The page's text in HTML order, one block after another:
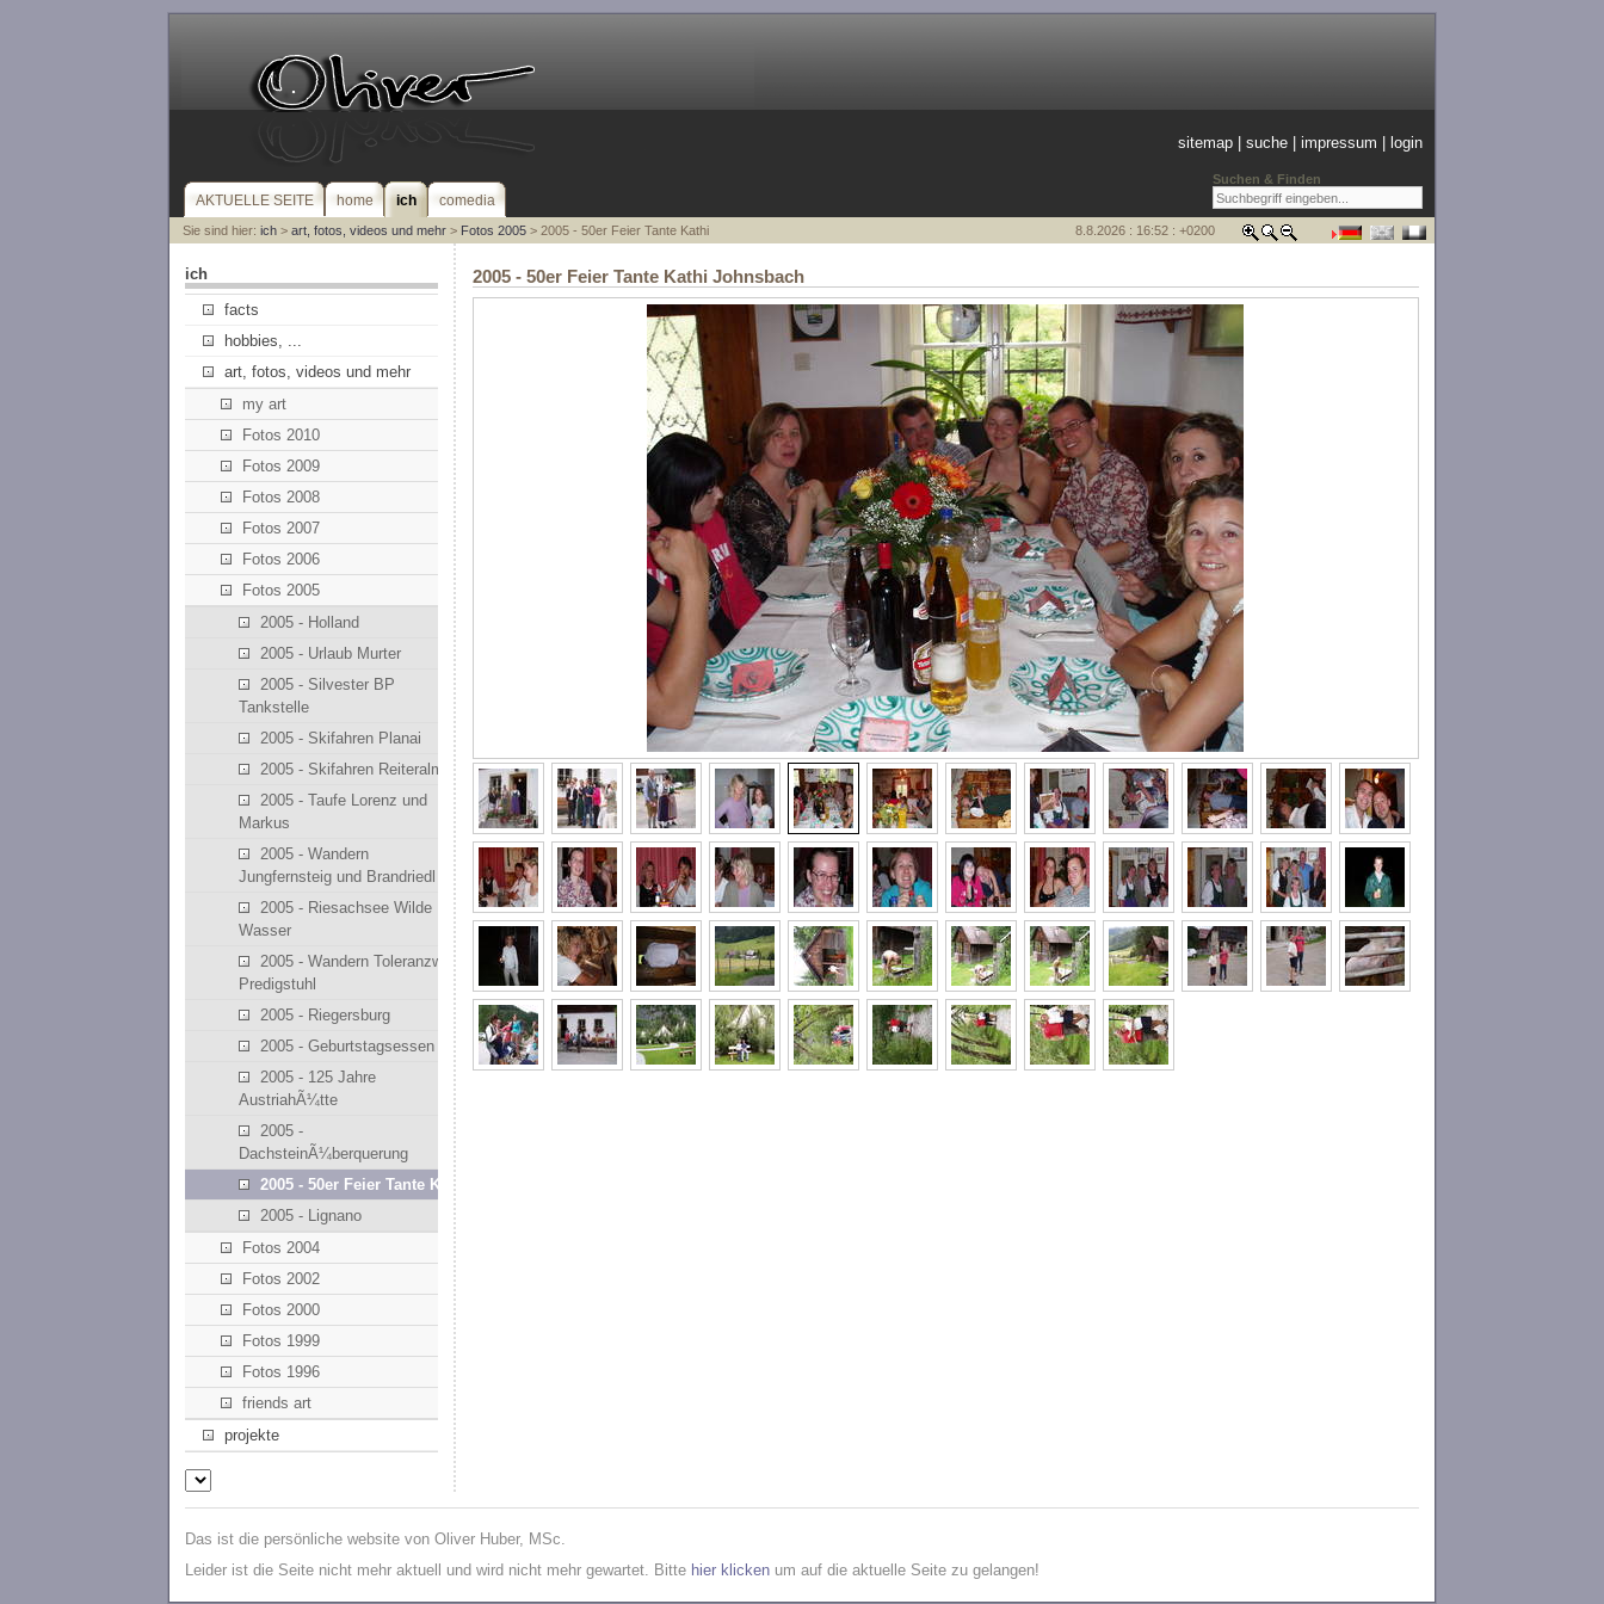
Suchen & Finden
sitemap |suche |impressum login
AKTUELLE SEITE home ich comedia
Sie sind hier: ich> art, fotos, videos und mehr> Fotos 2005> 2005 - 50er Feier Tante Kathi 8.8.2026 : 16:52 : +0200
ich
facts
hobbies, ...
art, fotos, videos und mehr
my art
Fotos 2010
Fotos 2009
Fotos 2008
Fotos 2007
Fotos 2006
Fotos 2005
2005 - Holland
2005 - Urlaub Murter
2005 - Silvester BP
Tankstelle
2005 - Skifahren Planai
2005 - Skifahren Reiteralm
2005 - Taufe Lorenz und
Markus
2005 - Wandern
Jungfernsteig und Brandriedl
2005 - Riesachsee Wilde
Wasser
2005 - Wandern Toleranzweg
Predigstuhl
2005 - Riegersburg
2005 - Geburtstagsessen
2005 - 125 Jahre
AustriahÃ¼tte
2005 -
DachsteinÃ¼berquerung
2005 - 50er Feier Tante Kathi
2005 - Lignano
Fotos 2004
Fotos 2002
Fotos 2000
Fotos 1999
Fotos 1996
friends art
projekte
2005 - 50er Feier Tante Kathi Johnsbach
Das ist die persönliche website von Oliver Huber, MSc.
Leider ist die Seite nicht mehr aktuell und wird nicht mehr gewartet. Bitte hier klicken um auf die aktuelle Seite zu gelangen!